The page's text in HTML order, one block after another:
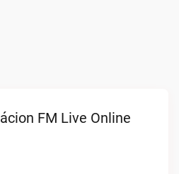
FM Live Online